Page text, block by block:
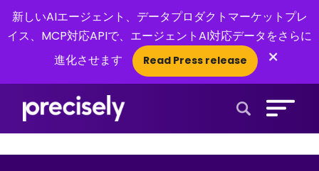
新しいAIエージェント、データプロダクトマーケットプレ
イス、MCP対応APIで、エージェントAI対応データをさらに
進化させます
Read Press release ×